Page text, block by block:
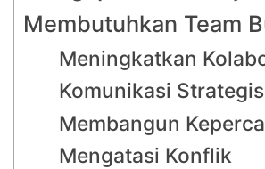
Membutuhkan Team
Meningkatkan
Komunikasi Strategis
Membangun
Mengatasi Konflik